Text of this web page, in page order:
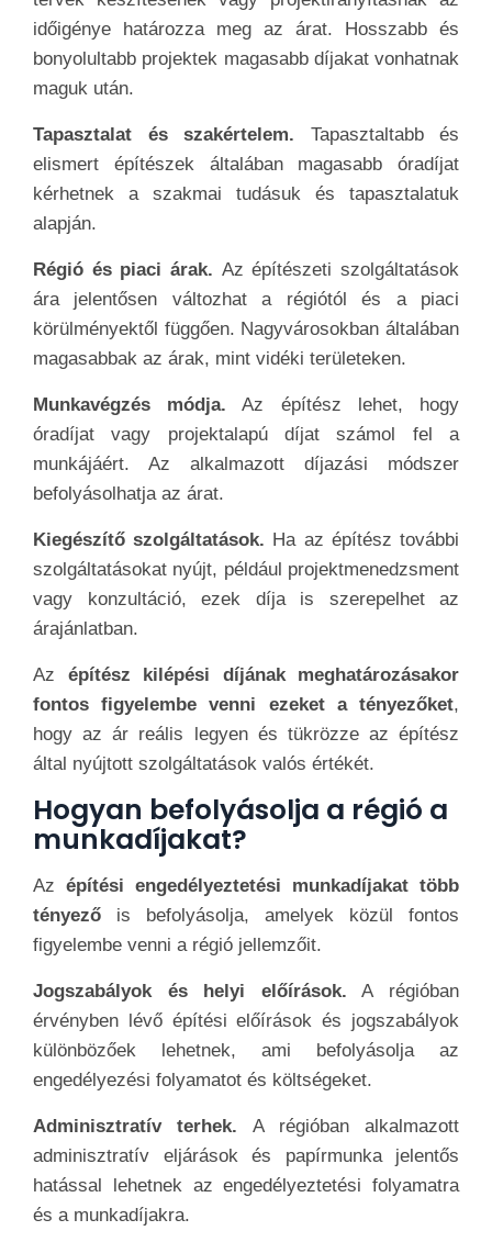
időigénye határozza meg az árat. Hosszabb és
bonyolultabb projektek magasabb díjakat vonhatnak
maguk után.
Tapasztalat és szakértelem. Tapasztaltabb és
elismert építészek általában magasabb óradíjat
kérhetnek a szakmai tudásuk és tapasztalatuk
alapján.
Régió és piaci árak. Az építészeti szolgáltatások
ára jelentősen változhat a régiótól és a piaci
körülményektől függően. Nagyvárosokban általában
magasabbak az árak, mint vidéki területeken.
Munkavégzés módja. Az építész lehet, hogy
óradíjat vagy projektalapú díjat számol fel a
munkájáért. Az alkalmazott díjazási módszer
befolyásolhatja az árat.
Kiegészítő szolgáltatások. Ha az építész további
szolgáltatásokat nyújt, például projektmenedzsment
vagy konzultáció, ezek díja is szerepelhet az
árajánlatban.
Az építész kilépési díjának meghatározásakor
fontos figyelembe venni ezeket a tényezőket,
hogy az ár reális legyen és tükrözze az építész
által nyújtott szolgáltatások valós értékét.
Hogyan befolyásolja a régió a
munkadíjakat?
Az építési engedélyeztetési munkadíjakat több
tényező is befolyásolja, amelyek közül fontos
figyelembe venni a régió jellemzőit.
Jogszabályok és helyi előírások. A régióban
érvényben lévő építési előírások és jogszabályok
különbözőek lehetnek, ami befolyásolja az
engedélyezési folyamatot és költségeket.
Adminisztratív terhek. A régióban alkalmazott
adminisztratív eljárások és papírmunka jelentős
hatással lehetnek az engedélyeztetési folyamatra
és a munkadíjakra.